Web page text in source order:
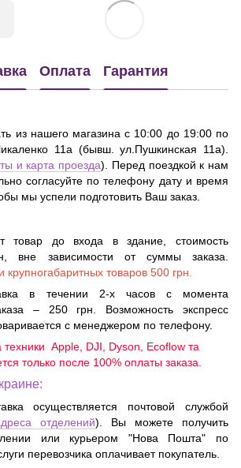
Оплата Гарантия
из нашего магазина с 10:00 до 19:00 по
11а (бывш. ул.Пушкинская 11а)
и карта проезда). Перед поездкой к нам
согласуйте по телефону дату и время
мы успели подготовить Ваш заказ.
товар до входа в здание, стоимость
вне зависимости от суммы заказа.
крупногабаритных товаров 500 грн.
в течении 2-х часов с момента
– 250 грн. Возможность экспресс
с менеджером по телефону.
Apple, DJI, Dyson, Ecoflow та
только после 100% оплаты заказа.
осуществляется почтовой службой
отделений). Вы можете получить
или курьером "Нова Пошта" по
перевозчика оплачивает покупатель.